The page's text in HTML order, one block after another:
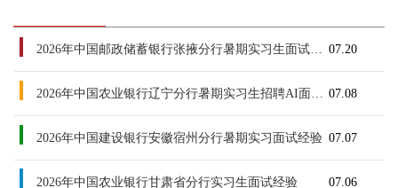
2026年中国邮政储蓄银行张掖分行暑期实习生面试经验07.20
2026年中国农业银行辽宁分行暑期实习生招聘AI面试经验
07.08
2026年中国建设银行安徽宿州分行暑期实习面试经验 07.07
2026年中国农业银行甘肃省分行实习生面试经验 07.06